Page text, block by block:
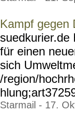
Kampf gegen
suedkurier.de
für einen
sich
/region/
Starmail - 17.